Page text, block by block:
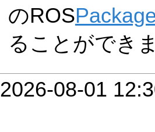
のROS
ることができ
2026-08-01